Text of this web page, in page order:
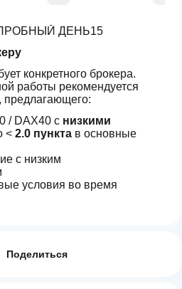
ПРОБНЫЙ ДЕНЬ15
конкретного брокера.
работы рекомендуется
предлагающего:
/ DAX40 с низкими
< 2.0 пункта в основные
с низким
условия во время
spread
символ
Поделиться